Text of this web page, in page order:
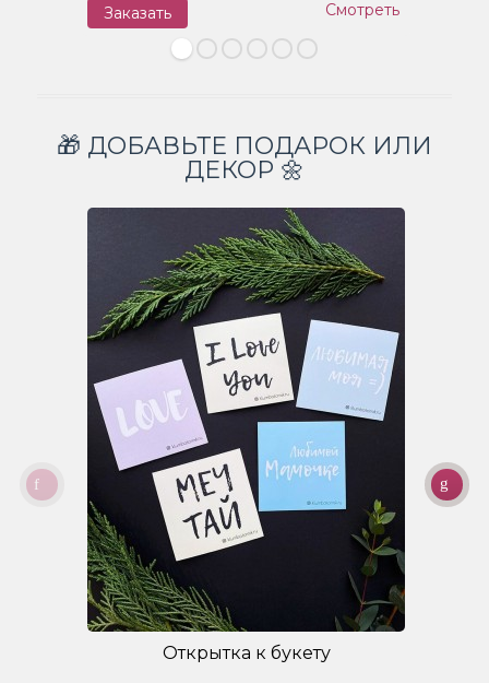
Заказать Смотреть
🎁 ДОБАВЬТЕ ПОДАРОК ИЛИ
ДЕКОР 🌼
Открытка к букету